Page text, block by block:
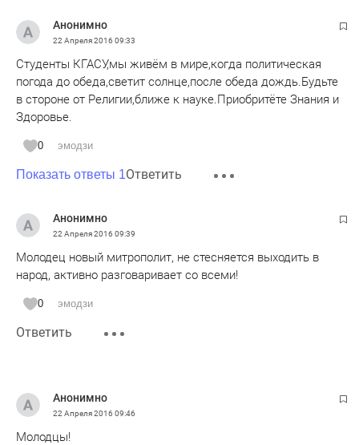
Анонимно
22 Апреля 2016 09:33
Студенты КГАСУ,мы живём в мире,когда политическая
погода до обеда,светит солнце,после обеда дождь.Будьте
в стороне от Религии,ближе к науке.Приобритёте Знания и
Здоровье.
0 эмодзи
Показать ответы 1Ответить
Анонимно
22 Апреля 2016 09:39
Молодец новый митрополит, не стесняется выходить в
народ, активно разговаривает со всеми!
0 эмодзи
Ответить
Анонимно
22 Апреля 2016 09:46
Молодцы!